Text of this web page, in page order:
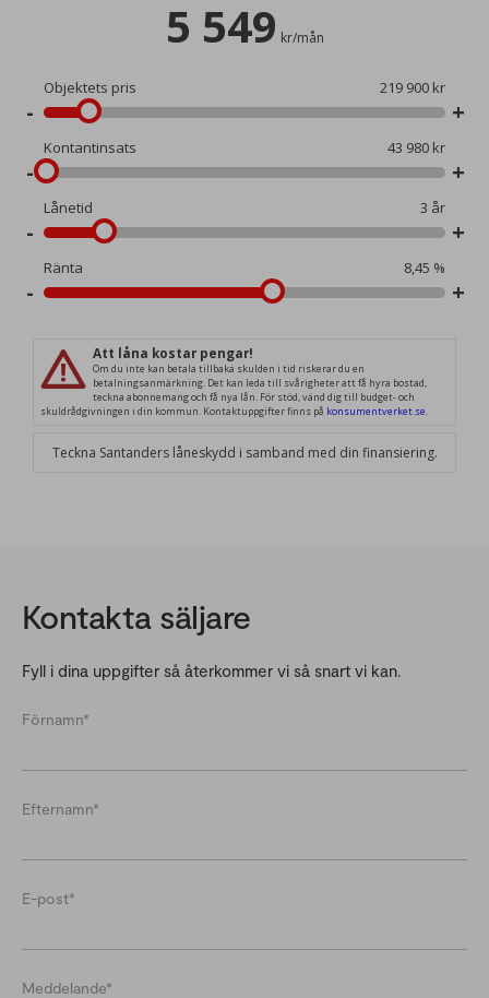
Bränsleinsprutning
Kontakta säljare
Fyll i dina uppgifter så återkommer vi så snart vi kan.
Förnamn*
Efternamn*
E-post*
Meddelande*